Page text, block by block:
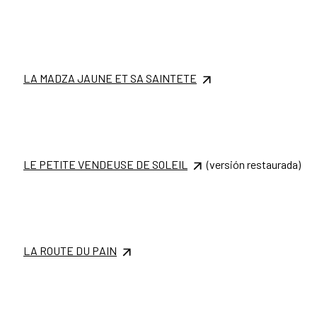
LA MADZA JAUNE ET SA SAINTETE
LE PETITE VENDEUSE DE SOLEIL (versión restaurada)
LA ROUTE DU PAIN